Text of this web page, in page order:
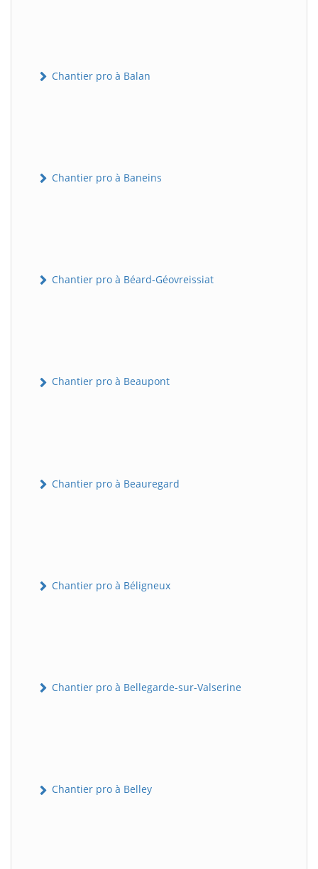
Chantier pro à Balan
Chantier pro à Baneins
Chantier pro à Béard-Géovreissiat
Chantier pro à Beaupont
Chantier pro à Beauregard
Chantier pro à Béligneux
Chantier pro à Bellegarde-sur-Valserine
Chantier pro à Belley